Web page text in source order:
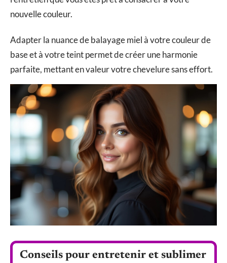
nouvelle couleur.
Adapter la nuance de balayage miel à votre couleur de
base et à votre teint permet de créer une harmonie
parfaite, mettant en valeur votre chevelure sans effort.
Conseils pour entretenir et sublimer